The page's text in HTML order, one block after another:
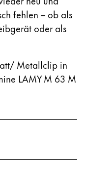
fehlen – ob als
oder als
Metallclip in
LAMY M 63 M